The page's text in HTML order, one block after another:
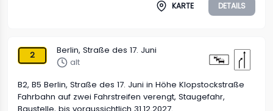
KARTE DETAILS
2
Berlin, Straße des 17. Juni
alt
B2, B5 Berlin, Straße des 17. Juni in Höhe Klopstockstraße
Fahrbahn auf zwei Fahrstreifen verengt, Staugefahr,